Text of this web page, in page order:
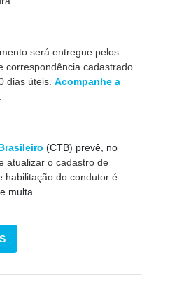
será entregue pelos
correspondência cadastrado
dias úteis. Acompanhe a
(CTB) prevê, no
atualizar o cadastro de
habilitação do condutor é
multa.